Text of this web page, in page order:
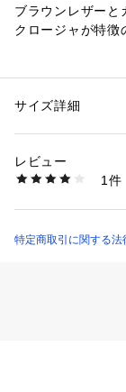
ブラウンレザーと
クロージャが特徴
※ご覧のモニター
性別：メンズ
ングル
商品番号：
サイズ詳細
レビュー
1件
特定商取引に関する法